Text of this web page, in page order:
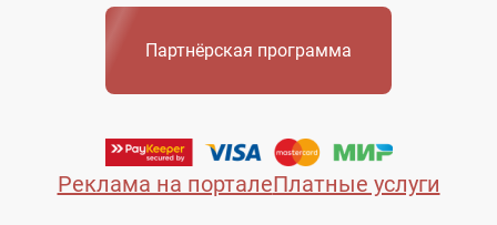
Реклама на порталеПлатные услуги
Партнёрская программа